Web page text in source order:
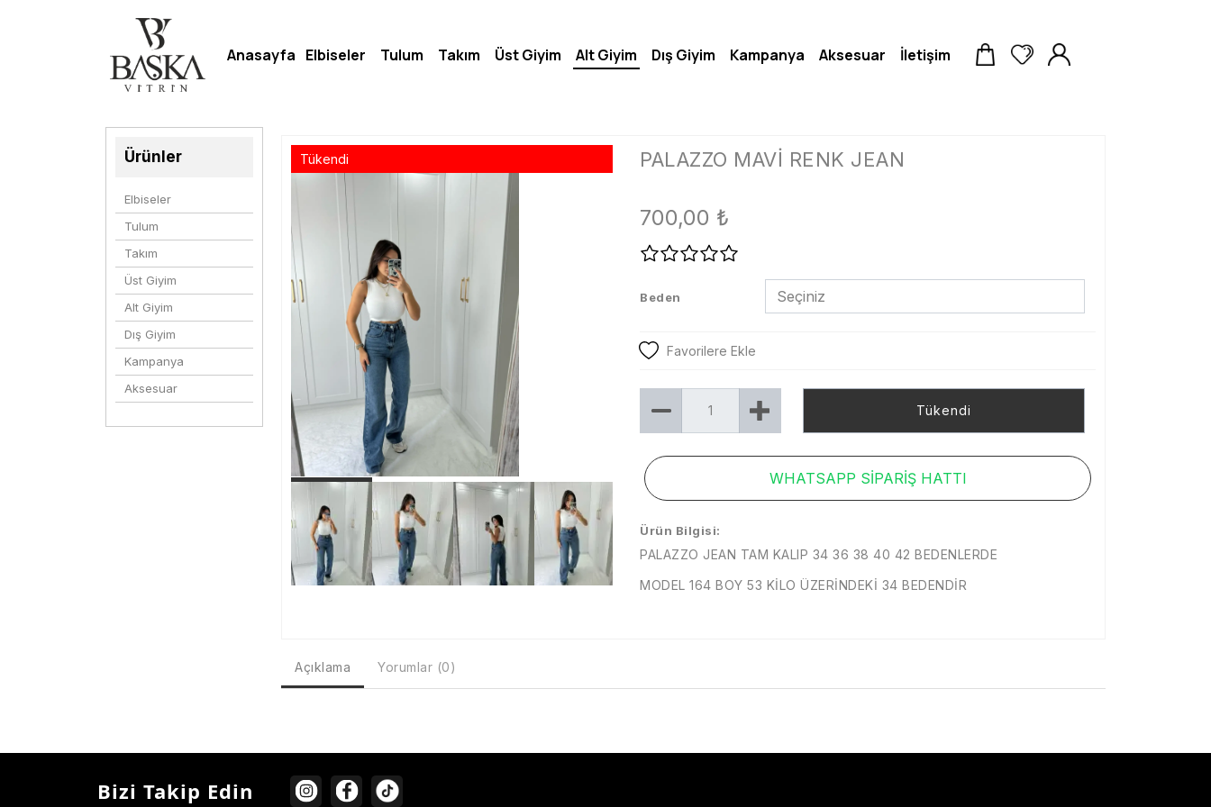
Ürünler
Elbiseler
Tulum
Takım
Üst Giyim
Alt Giyim
Dış Giyim
Kampanya
Aksesuar
Tükendi PALAZZO MAVİ RENK JEAN
700,00 ₺
Beden
Favorilere Ekle
Tükendi
WHATSAPP SİPARİŞ HATTI
Ürün Bilgisi:
PALAZZO JEAN TAM KALIP 34 36 38 40 42 BEDENLERDE
MODEL 164 BOY 53 KİLO ÜZERİNDEKİ 34 BEDENDİR
Açıklama Yorumlar (0)
Anasayfa Elbiseler Tulum Takım Üst Giyim Alt Giyim Dış Giyim Kampanya Aksesuar İletişim
Bizi Takip Edin